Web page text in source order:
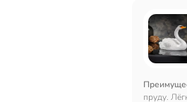
пруду.